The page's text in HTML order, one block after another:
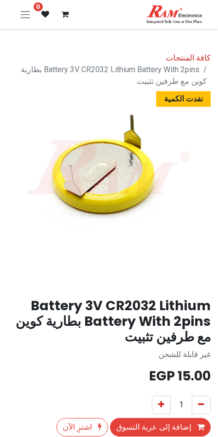
0
كافة المنتجات
Battery 3V CR2032 Lithium Battery With 2pins بطارية
كوين مع طرفين تثبيت
نفدت الكمية
Battery 3V CR2032 Lithium
Battery With 2pins بطارية كوين
مع طرفين تثبيت
غير قابلة للشحن
15.00
إضافة إلى عربة التسوق اشترِ الآن